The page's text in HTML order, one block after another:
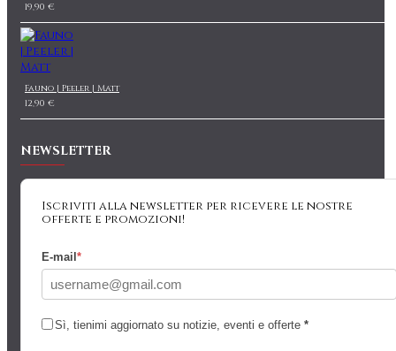
19,90 €
Fauno | Peeler | Matt
12,90 €
NEWSLETTER
Iscriviti alla newsletter per ricevere le nostre
offerte e promozioni!
E-mail *
Sì, tienimi aggiornato su notizie, eventi e offerte *